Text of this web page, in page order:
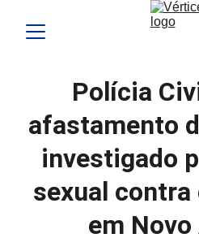
Polícia
afastamento
investigado
sexual
em